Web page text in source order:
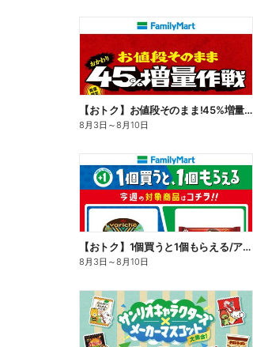
【おトク】お値段そのまま!45%増量作戦!
8月3日 ～8月10日
【おトク】1個買うと1個もらえる/アイス
8月3日 ～8月10日